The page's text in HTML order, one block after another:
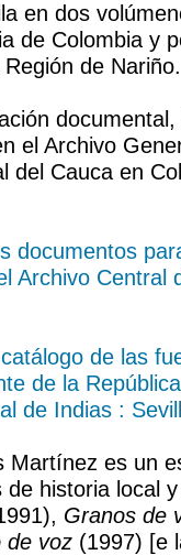
en dos
de Colombia y
de Nariño.
el Archivo
del Cauca en
documentos
Archivo Central
de las
de la
de Indias :
Martínez es un
de historia local
Granos de
de voz (1997) [e